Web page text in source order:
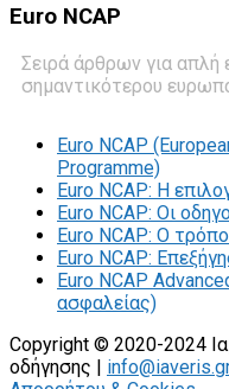
Euro NCAP
Σειρά άρθρων για απλή
σημαντικότερου
Euro NCAP
Programme)
Euro NCAP: Η
Euro NCAP: Οι
Euro NCAP: O
Euro NCAP:
Euro NCAP
ασφαλείας)
Copyright © 2020-2024
οδήγησης |